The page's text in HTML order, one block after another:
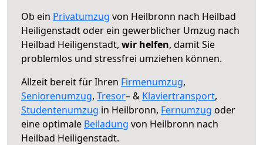
Ob ein Privatumzug von Heilbronn nach Heilbad
Heiligenstadt oder ein gewerblicher Umzug nach
Heilbad Heiligenstadt, wir helfen, damit Sie
problemlos und stressfrei umziehen können.
Allzeit bereit für Ihren Firmenumzug,
Seniorenumzug, Tresor– & Klaviertransport,
Studentenumzug in Heilbronn, Fernumzug oder
eine optimale Beiladung von Heilbronn nach
Heilbad Heiligenstadt.